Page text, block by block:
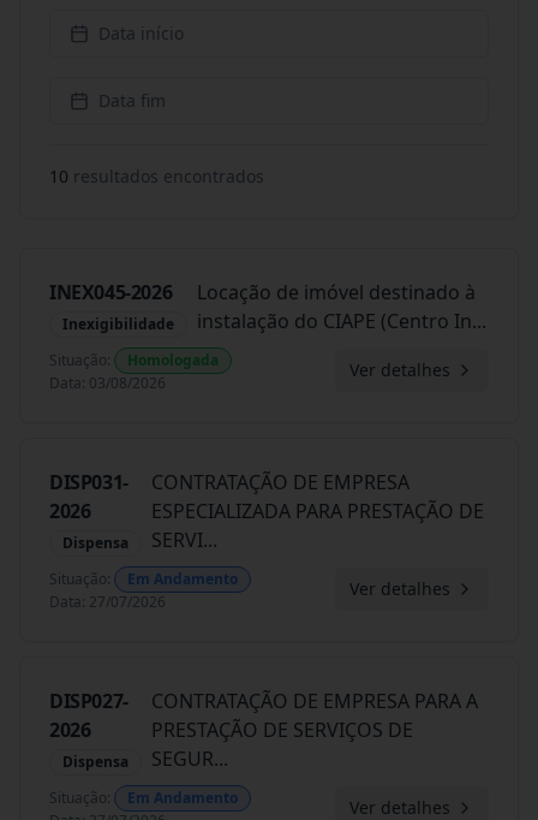
Data início
Data fim
10 resultados encontrados
INEX045-2026
Inexigibilidade
Locação de imóvel destinado à
instalação do CIAPE (Centro In...
Situação:
Homologada
Data: 03/08/2026
Ver detalhes
DISP031-
2026
Dispensa
CONTRATAÇÃO DE EMPRESA
ESPECIALIZADA PARA PRESTAÇÃO DE
SERVI...
Situação:
Em Andamento
Data: 27/07/2026
Ver detalhes
DISP027-
2026
Dispensa
CONTRATAÇÃO DE EMPRESA PARA A
PRESTAÇÃO DE SERVIÇOS DE
SEGUR...
Situação:
Em Andamento
Ver detalhes